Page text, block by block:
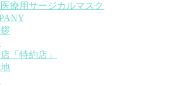
療用サージカルマスク
「特約店」